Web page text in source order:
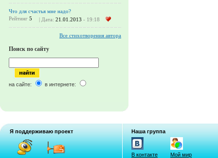
Что для счастья мне надо?
Рейтинг 5 | Дата: 21.01.2013 - 19:18
Все стихотворения автора
Поиск по сайту
на сайте: в интернете:
Я поддерживаю проект Наша группа
В контакте Мой мир